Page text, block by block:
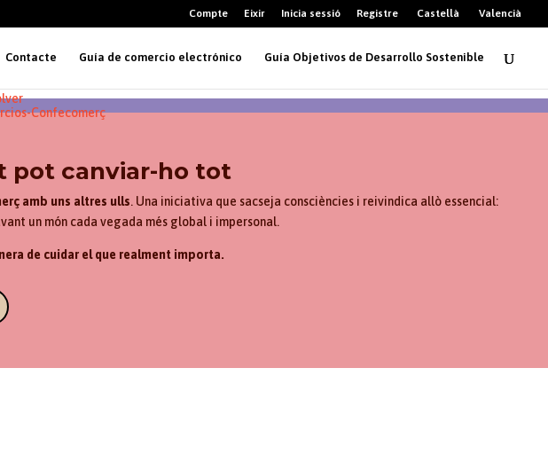
Compte Eixir Inicia sessió Registre Castellà Valencià
Contacte Guía de comercio electrónico Guía Objetivos de Desarrollo Sostenible
pot canviar-ho tot
amb uns altres ulls. Una iniciativa que sacseja consciències i reivindica allò essencial:
un món cada vegada més global i impersonal.
de cuidar el que realment importa.